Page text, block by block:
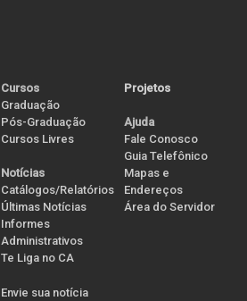
Cursos
Graduação
Pós-Graduação
Cursos Livres
Notícias
Catálogos/Relatórios
Últimas Notícias
Informes
Administrativos
Te Liga no CA
Envie sua notícia
Projetos
Ajuda
Fale Conosco
Guia Telefônico
Mapas e
Endereços
Área do Servidor